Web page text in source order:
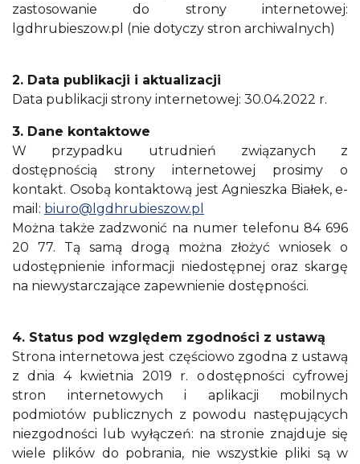
zastosowanie do strony internetowej:
lgdhrubieszow.pl (nie dotyczy stron archiwalnych)
2. Data publikacji i aktualizacji
Data publikacji strony internetowej: 30.04.2022 r.
3. Dane kontaktowe
W przypadku utrudnień związanych z
dostępnością strony internetowej prosimy o
kontakt. Osobą kontaktową jest Agnieszka Białek, e-
mail: biuro@lgdhrubieszow.pl
Można także zadzwonić na numer telefonu 84 696
20 77. Tą samą drogą można złożyć wniosek o
udostępnienie informacji niedostępnej oraz skargę
na niewystarczające zapewnienie dostępności.
4. Status pod względem zgodności z ustawą
Strona internetowa jest częściowo zgodna z ustawą
z dnia 4 kwietnia 2019 r. o dostępności cyfrowej
stron internetowych i aplikacji mobilnych
podmiotów publicznych z powodu następujących
niezgodności lub wyłączeń: na stronie znajduje się
wiele plików do pobrania, nie wszystkie pliki są w